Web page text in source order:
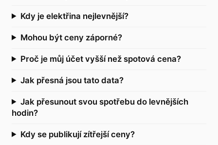
Kdy je elektřina nejlevnější?
Mohou být ceny záporné?
Proč je můj účet vyšší než spotová cena?
Jak přesná jsou tato data?
Jak přesunout svou spotřebu do levnějších
hodin?
Kdy se publikují zítřejší ceny?